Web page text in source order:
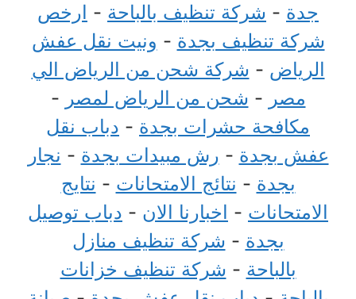
جدة - شركة تنظيف بالباحة - ارخص
شركة تنظيف بجدة - ونيت نقل عفش
الرياض - شركة شحن من الرياض الي
مصر - شحن من الرياض لمصر -
مكافحة حشرات بجدة - دباب نقل
عفش بجدة - رش مبيدات بجدة - نجار
بجدة - نتائج الامتحانات - نتايج
الامتحانات - اخبارنا الان - دباب توصيل
بجدة - شركة تنظيف منازل
بالباحة - شركة تنظيف خزانات